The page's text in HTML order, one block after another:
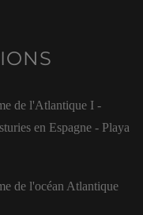
de l'Atlantique I -
en Espagne - Playa
de l'océan Atlantique